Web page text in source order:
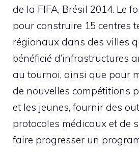
de la FIFA, Brésil 2014. Le
pour construire 15 centres
régionaux dans des villes
bénéficié d’infrastructures
au tournoi, ainsi que pour
de nouvelles compétitions
et les jeunes, fournir des
protocoles médicaux et de
faire progresser un